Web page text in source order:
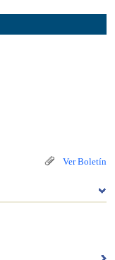
Ver Boletín